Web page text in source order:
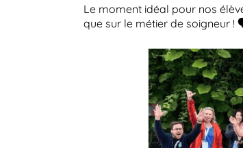
Le moment idéal pour nos
que sur le métier de soigneur !